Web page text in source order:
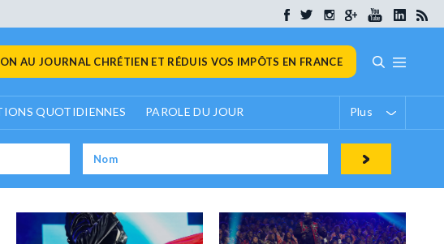
AU JOURNAL CHRÉTIEN ET RÉDUIS VOS IMPÔTS EN FRANCE
QUOTIDIENNES PAROLE DU JOUR Plus